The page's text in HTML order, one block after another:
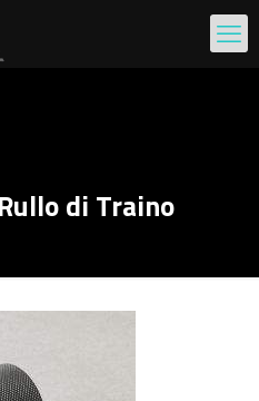
di Traino